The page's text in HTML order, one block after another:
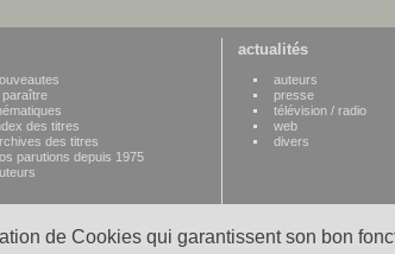
de Cookies qui garantissent son bon
paraître
des titres
des titres
parutions depuis 1975
actualités
auteurs
presse
télévision / radio
web
divers